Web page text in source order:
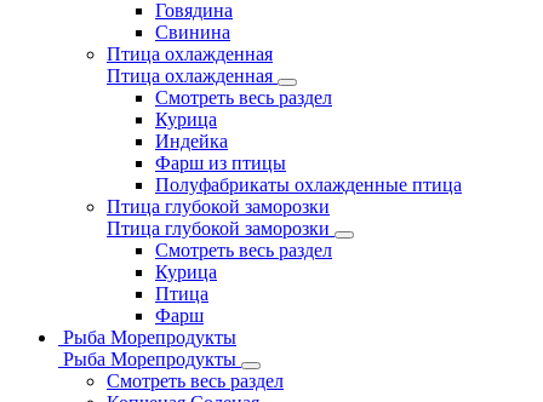
Говядина
Свинина
Птица охлажденная
Птица охлажденная
Смотреть весь раздел
Курица
Индейка
Фарш из птицы
Полуфабрикаты охлажденные птица
Птица глубокой заморозки
Птица глубокой заморозки
Смотреть весь раздел
Курица
Птица
Фарш
Рыба Морепродукты
Рыба Морепродукты
Смотреть весь раздел